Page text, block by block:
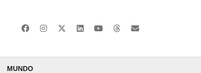
MUNDO